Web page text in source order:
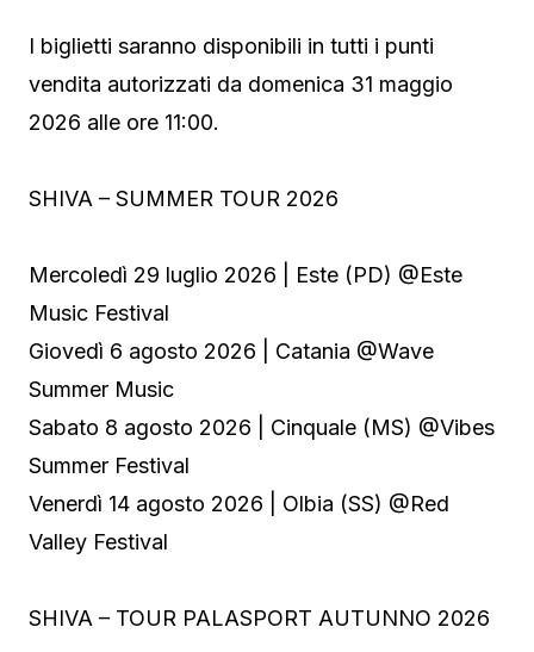
I biglietti saranno disponibili in tutti i punti
vendita autorizzati da domenica 31 maggio
2026 alle ore 11:00.
SHIVA – SUMMER TOUR 2026
Mercoledì 29 luglio 2026 | Este (PD) @Este
Music Festival
Giovedì 6 agosto 2026 | Catania @Wave
Summer Music
Sabato 8 agosto 2026 | Cinquale (MS) @Vibes
Summer Festival
Venerdì 14 agosto 2026 | Olbia (SS) @Red
Valley Festival
SHIVA – TOUR PALASPORT AUTUNNO 2026